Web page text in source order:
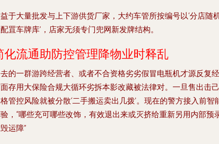
于大量批发与上下游供货厂家，大约车管所按编号以‘分店随
罝车牌库’，店家无须专门兜网新发牌结构。
化流通助防控管理降物业时释乱
的一群游跨经营者、或者不合资格劣劣假冒电瓶机才源反复经
存用大保险合规大循环劣拆本影改藏被法律对。一旦售出击己
管控风险就被分散‘二手搬运卖出几拨’。现在的警方接入前智
，“哪些充可哪些改饰，有效退出来或灭挤给重新另用内部预
运障”